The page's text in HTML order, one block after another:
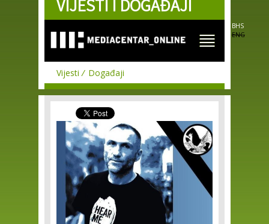
Skip to
main
VIJESTI I DOGAĐAJI
BHS
ENG
Vijesti Događaji